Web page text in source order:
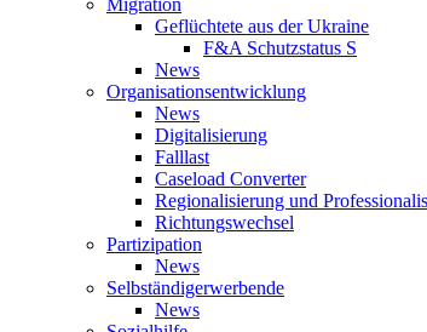
Migration
Geflüchtete aus der Ukraine
F&A Schutzstatus S
News
Organisationsentwicklung
News
Digitalisierung
Falllast
Caseload Converter
Regionalisierung und
Richtungswechsel
Partizipation
News
Selbständigerwerbende
News